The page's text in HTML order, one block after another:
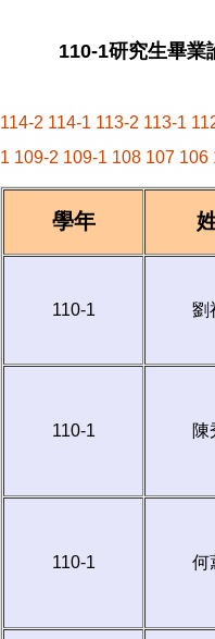
110-1研究生畢業
114-2 114-1 113-2 113-1
1 109-2 109-1 108 107 106
學年
110-1 劉
110-1 陳
110-1 何